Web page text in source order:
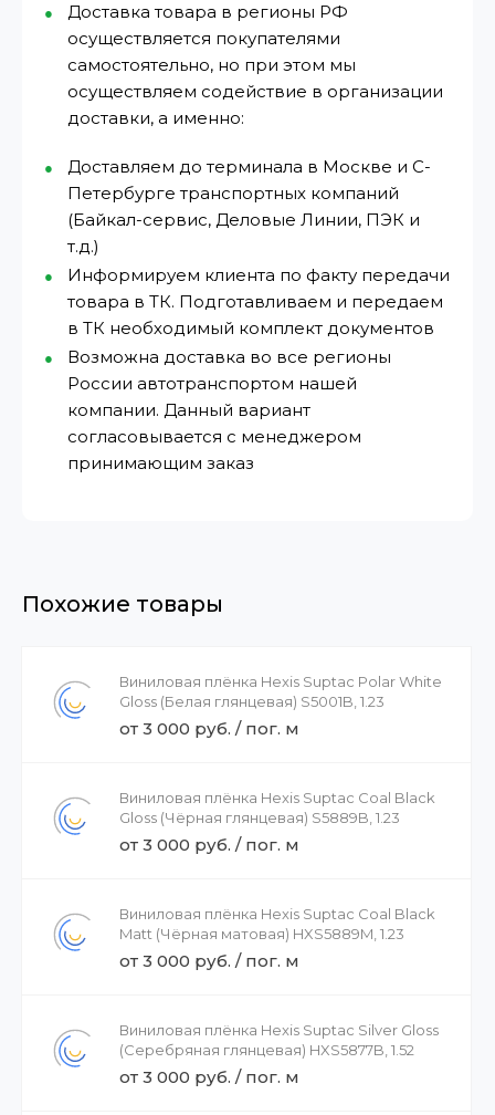
Доставка товара в регионы РФ
осуществляется покупателями
самостоятельно, но при этом мы
осуществляем содействие в организации
доставки, а именно:
Доставляем до терминала в Москве и С-
Петербурге транспортных компаний
(Байкал-сервис, Деловые Линии, ПЭК и
т.д.)
Информируем клиента по факту передачи
товара в ТК. Подготавливаем и передаем
в ТК необходимый комплект документов
Возможна доставка во все регионы
России автотранспортом нашей
компании. Данный вариант
согласовывается с менеджером
принимающим заказ
Похожие товары
Виниловая плёнка Hexis Suptac Polar White
Gloss (Белая глянцевая) S5001B, 1.23
от 3 000 руб. / пог. м
Виниловая плёнка Hexis Suptac Coal Black
Gloss (Чёрная глянцевая) S5889B, 1.23
от 3 000 руб. / пог. м
Виниловая плёнка Hexis Suptac Coal Black
Matt (Чёрная матовая) HXS5889M, 1.23
от 3 000 руб. / пог. м
Виниловая плёнка Hexis Suptac Silver Gloss
(Серебряная глянцевая) HXS5877B, 1.52
от 3 000 руб. / пог. м